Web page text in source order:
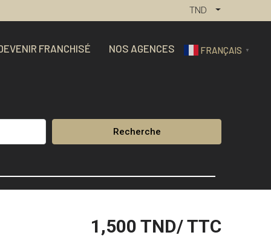
TND
FRANCHISÉ NOS AGENCES FRANÇAIS ▼
Recherche
1,500 TND/ TTC